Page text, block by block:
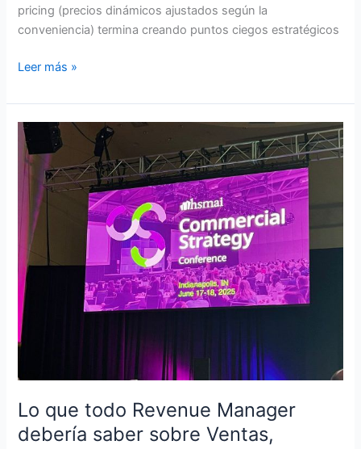
pricing (precios dinámicos ajustados según la
conveniencia) termina creando puntos ciegos estratégicos
Leer más »
Lo que todo Revenue Manager
debería saber sobre Ventas,
Lo
que
todo
Revenue
Manager
debería
saber
sobre
Ventas,
Marketing
y
Distribución